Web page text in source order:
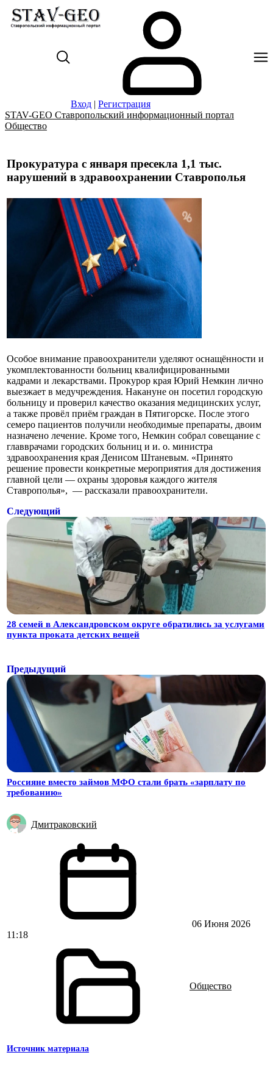
Вход | Регистрация
STAV-GEO Ставропольский информационный портал
Общество
Прокуратура с января пресекла 1,1 тыс.
нарушений в здравоохранении Ставрополья
Особое внимание правоохранители уделяют оснащённости и
укомплектованности больниц квалифицированными
кадрами и лекарствами. Прокурор края Юрий Немкин лично
выезжает в медучреждения. Накануне он посетил городскую
больницу и проверил качество оказания медицинских услуг,
а также провёл приём граждан в Пятигорске. После этого
семеро пациентов получили необходимые препараты, двоим
назначено лечение. Кроме того, Немкин собрал совещание с
главврачами городских больниц и и. о. министра
здравоохранения края Денисом Штаневым. «Принято
решение провести конкретные мероприятия для достижения
главной цели — охраны здоровья каждого жителя
Ставрополья», — рассказали правоохранители.
Следующий
28 семей в Александровском округе обратились за услугами
пункта проката детских вещей
Предыдущий
Россияне вместо займов МФО стали брать «зарплату по
требованию»
Дмитраковский
06 Июня 2026
11:18
Общество
Источник материала